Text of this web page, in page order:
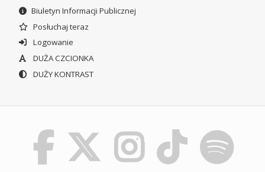
Biuletyn Informacji Publicznej
Posłuchaj teraz
Logowanie
DUŻA CZCIONKA
DUŻY KONTRAST